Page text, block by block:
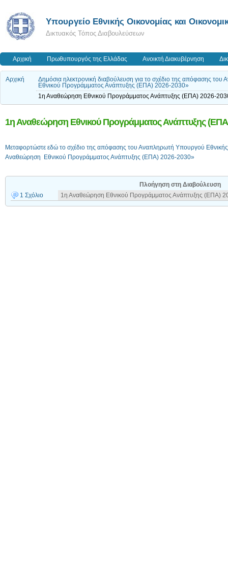
Υπουργείο Εθνικής Οικονομίας και
Δικτυακός Τόπος Διαβουλεύσεων
Αρχική Πρωθυπουργός της Ελλάδας Ανοικτή Διακυβέρνηση
Αρχική
Δημόσια ηλεκτρονική διαβούλευση για το σχέδιο της απόφασης
Εθνικού Προγράμματος Ανάπτυξης (ΕΠΑ) 2026-2030»
1η Αναθεώρηση Εθνικού Προγράμματος Ανάπτυξης (ΕΠΑ) 2026-
1η Αναθεώρηση Εθνικού Προγράμματος Ανάπτυξης
Μεταφορτώστε εδώ το σχέδιο της απόφασης του Αναπληρωτή Υπουργού Εθνικής
Αναθεώρηση Εθνικού Προγράμματος Ανάπτυξης (ΕΠΑ) 2026-2030»
Πλοήγηση στη Διαβούλευση
1 Σχόλιο
1η Αναθεώρηση Εθνικού Προγράμματος Ανάπτυξης (ΕΠΑ)